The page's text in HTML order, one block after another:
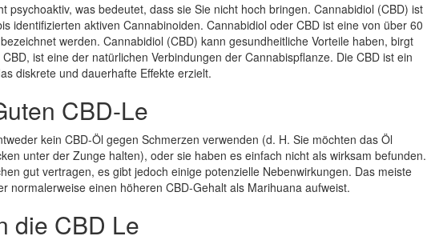
psychoaktiv, was bedeutet, dass sie Sie nicht hoch bringen. Cannabidiol (CBD) ist
identifizierten aktiven Cannabinoiden. Cannabidiol oder CBD ist eine von über 60
werden. Cannabidiol (CBD) kann gesundheitliche Vorteile haben, birgt
ist eine der natürlichen Verbindungen der Cannabispflanze. Die CBD ist ein
diskrete und dauerhafte Effekte erzielt.
CBD-Le
kein CBD-Öl gegen Schmerzen verwenden (d. H. Sie möchten das Öl
unter der Zunge halten), oder sie haben es einfach nicht als wirksam befunden.
gut vertragen, es gibt jedoch einige potenzielle Nebenwirkungen. Das meiste
normalerweise einen höheren CBD-Gehalt als Marihuana aufweist.
die CBD Le